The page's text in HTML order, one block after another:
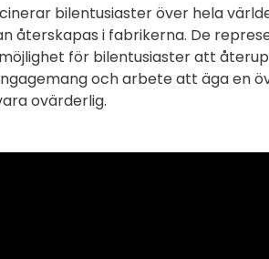
bilentusiaster över hela
återskapas i fabrikerna. De
för bilentusiaster att
och arbete att äga en
ovärderlig.